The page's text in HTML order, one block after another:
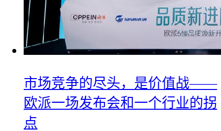
市场竞争的尽头，是价值战——
欧派一场发布会和一个行业的拐
点